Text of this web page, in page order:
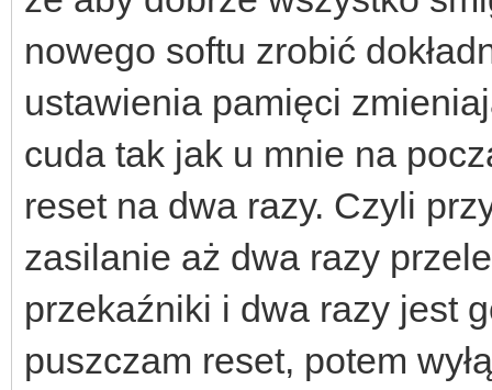
nowego softu zrobić
ustawienia pamięci
cuda tak jak u mnie na
reset na dwa razy. Czyli
zasilanie aż dwa razy
przekaźniki i dwa razy jest
puszczam reset, potem